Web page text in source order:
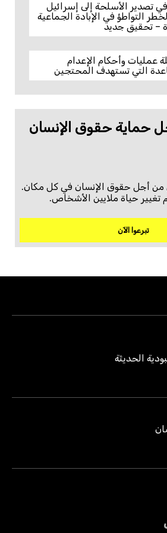
في تصدير الأسلحة إلى إسرائيل
التواطؤ في الإبادة الجماعية
– تحقيق جديد
عمليات وأحكام الإعدام
التي تستهدف المحتجين
حماية حقوق الإنسان
من أجل حقوق الإنسان في كل مكان.
تغيير حياة ملايين الأشخاص.
تبرعوا الآن
الحديثة